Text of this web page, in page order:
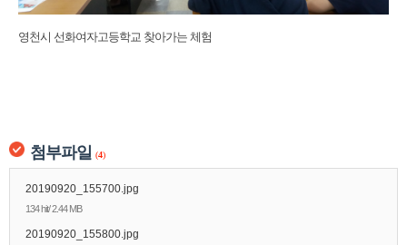
영천시 선화여자고등학교 찾아가는 체험
첨부파일 (4)
20190920_155700.jpg
134 hit/ 2.44 MB
20190920_155800.jpg